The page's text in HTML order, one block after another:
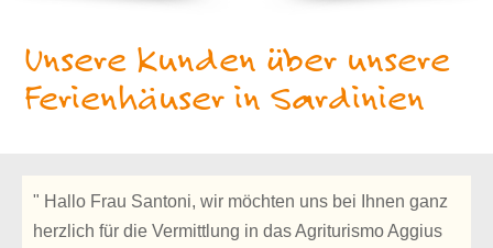
Unsere Kunden über unsere
Ferienhäuser in Sardinien
" Hallo Frau Santoni, wir möchten uns bei Ihnen ganz
herzlich für die Vermittlung in das Agriturismo Aggius